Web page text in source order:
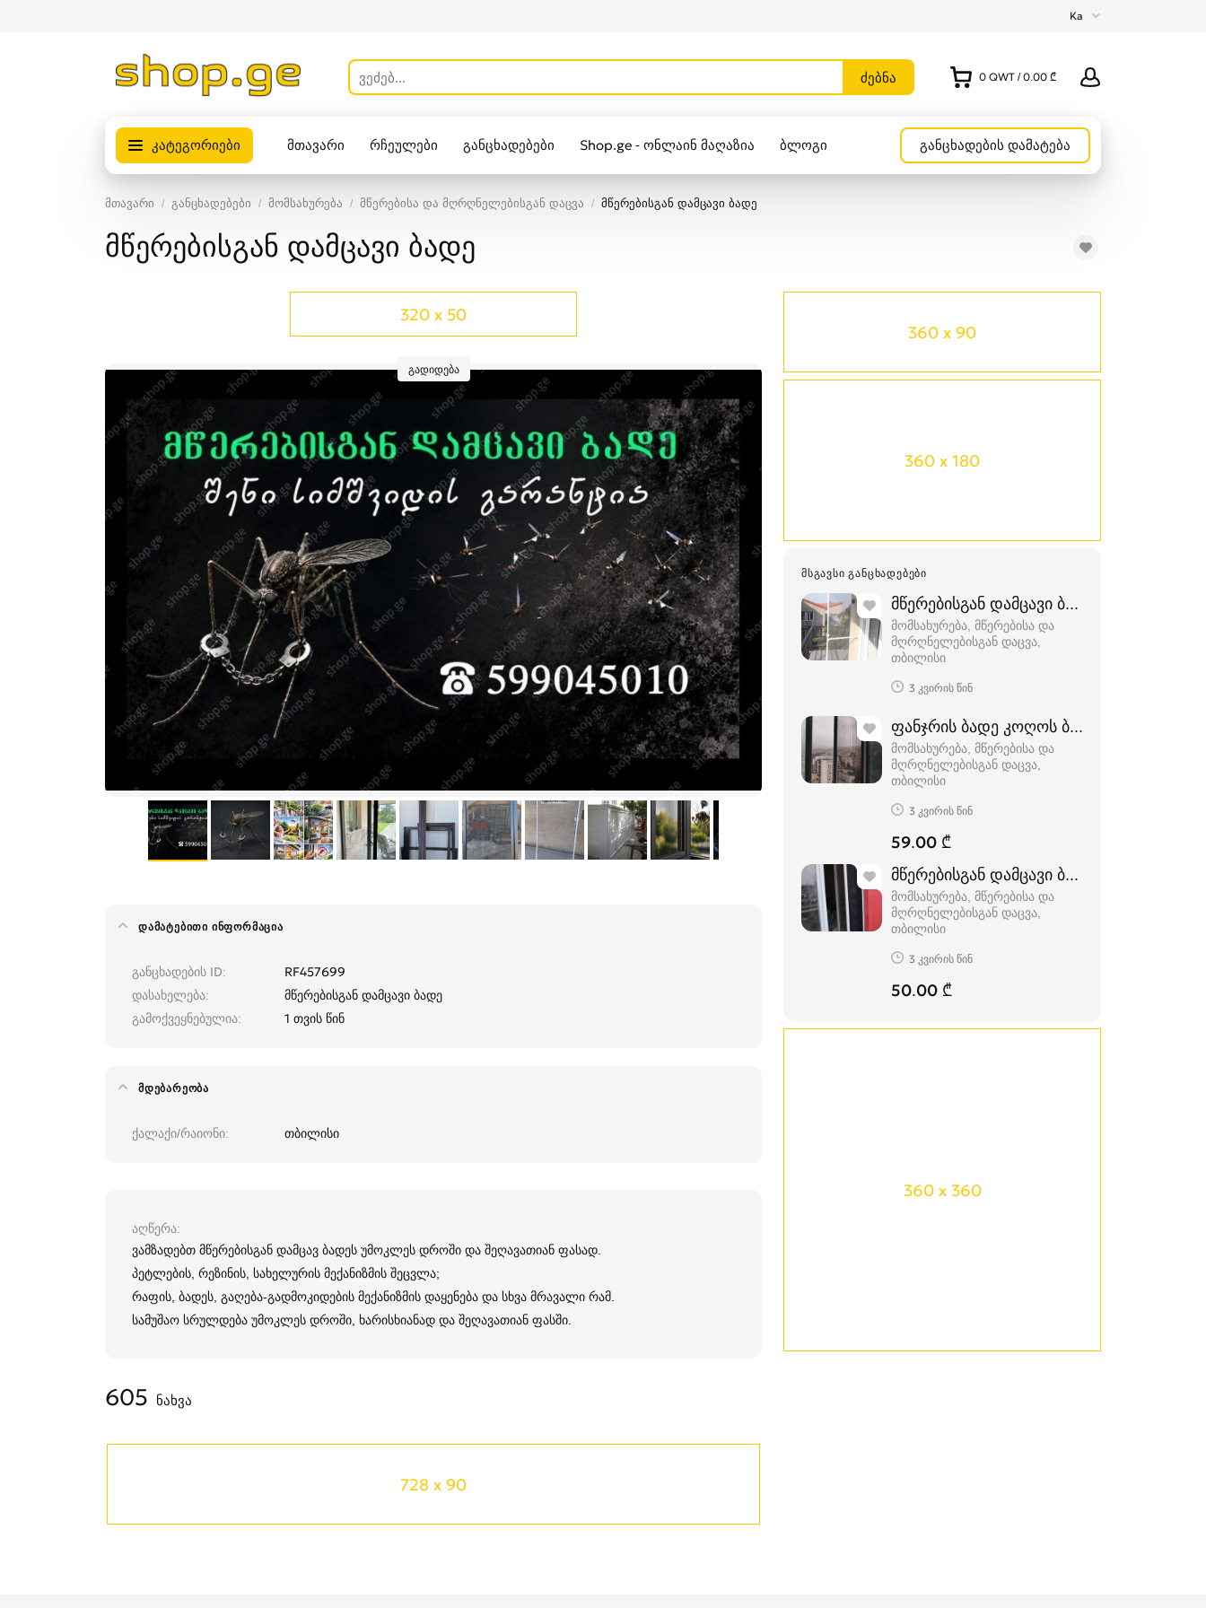
Ka
0 QWT / 0.00 ₾
კატეგორიები მთავარი რჩეულები განცხადებები Shop.ge - ონლაინ მაღაზია ბლოგი განცხადების დამატება
მთავარი განცხადებები მომსახურება მწერებისა და მღრღნელებისგან დაცვა მწერებისგან დამცავი ბადე
მწერებისგან დამცავი ბადე
360 x 90
360 x 180
ᲛᲡᲒᲐᲕᲡᲘ ᲒᲐᲜᲪᲮᲐᲓᲔᲑᲔᲑᲘ
მწერებისგან დამცავი ბადეები
მომსახურება, მწერებისა და
მღრღნელებისგან დაცვა
თბილისი
3 კვირის წინ
ფანჯრის ბადე კოღოს ბადე მწერების
მომსახურება, მწერებისა და
მღრღნელებისგან დაცვა
თბილისი
3 კვირის წინ
59.00 ₾
მომსახურება, მწერებისა და
მღრღნელებისგან დაცვა
თბილისი
3 კვირის წინ
50.00 ₾
360 x 360
320 x 50
გადიდება
ᲓᲐᲛᲐᲢᲔᲑᲘᲗᲘ ᲘᲜᲤᲝᲠᲛᲐᲪᲘᲐ
განცხადების ID
RF457699
დასახელება
მწერებისგან დამცავი ბადე
გამოქვეყნებულია
1 თვის წინ
ᲛᲓᲔᲑᲐᲠᲔᲝᲑᲐ
ქალაქი/რაიონი თბილისი
აღწერა
ვამზადებთ მწერებისგან დამცავ ბადეს უმოკლეს დროში და შეღავათიან ფასად.
პეტლების, რეზინის, სახელურის მექანიზმის შეცვლა;
რაფის, ბადეს, გაღება-გადმოკიდების მექანიზმის დაყენება და სხვა მრავალი რამ.
სამუშაო სრულდება უმოკლეს დროში, ხარისხიანად და შეღავათიან ფასში.
605 ნახვა
728 x 90